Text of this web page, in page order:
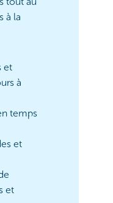
à la
et
à
temps
et
et